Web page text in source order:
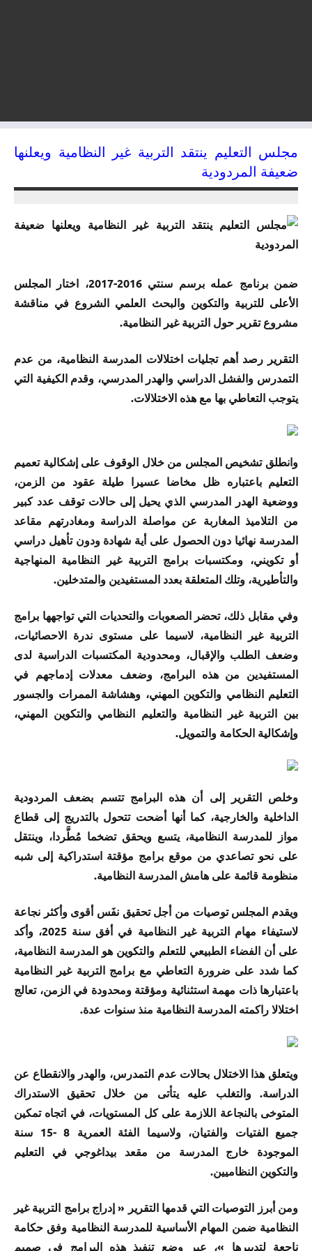
مجلس التعليم ينتقد التربية غير النظامية ويعلنها
ضعيفة المردودية
ضمن برنامج عمله برسم سنتي 2016-2017، اختار المجلس
الأعلى للتربية والتكوين والبحث العلمي الشروع في مناقشة
مشروع تقرير حول التربية غير النظامية.
التقرير رصد أهم تجليات اختلالات المدرسة النظامية، من عدم
التمدرس والفشل الدراسي والهدر المدرسي، وقدم الكيفية التي
يتوجب التعاطي بها مع هذه الاختلالات.
وانطلق تشخيص المجلس من خلال الوقوف على إشكالية تعميم
التعليم باعتباره ظل مخاضا عسيرا طيلة عقود من الزمن،
ووضعية الهدر المدرسي الذي يحيل إلى حالات توقف عدد كبير
من التلاميذ المغاربة عن مواصلة الدراسة ومغادرتهم مقاعد
المدرسة نهائيا دون الحصول على أية شهادة ودون تأهيل دراسي
أو تكويني، ومكتسبات برامج التربية غير النظامية المنهاجية
والتأطيرية، وتلك المتعلقة بعدد المستفيدين والمتدخلين.
وفي مقابل ذلك، تحضر الصعوبات والتحديات التي تواجهها برامج
التربية غير النظامية، لاسيما على مستوى ندرة الاحصائيات،
وضعف الطلب والإقبال، ومحدودية المكتسبات الدراسية لدى
المستفيدين من هذه البرامج، وضعف معدلات إدماجهم في
التعليم النظامي والتكوين المهني، وهشاشة الممرات والجسور
بين التربية غير النظامية والتعليم النظامي والتكوين المهني،
وإشكالية الحكامة والتمويل.
وخلص التقرير إلى أن هذه البرامج تتسم بضعف المردودية
الداخلية والخارجية، كما أنها أضحت تتحول بالتدريج إلى قطاع
مواز للمدرسة النظامية، يتسع ويحقق تضخما مُطَّردا، وينتقل
على نحو تصاعدي من موقع برامج مؤقتة استدراكية إلى شبه
منظومة قائمة على هامش المدرسة النظامية.
ويقدم المجلس توصيات من أجل تحقيق نفَس أقوى وأكثر نجاعة
لاستيفاء مهام التربية غير النظامية في أفق سنة 2025، وأكد
على أن الفضاء الطبيعي للتعلم والتكوين هو المدرسة النظامية،
كما شدد على ضرورة التعاطي مع برامج التربية غير النظامية
باعتبارها ذات مهمة استثنائية ومؤقتة ومحدودة في الزمن، تعالج
اختلالا راكمته المدرسة النظامية منذ سنوات عدة.
ويتعلق هذا الاختلال بحالات عدم التمدرس، والهدر والانقطاع عن
الدراسة. والتغلب عليه يتأتى من خلال تحقيق الاستدراك
المتوخى بالنجاعة اللازمة على كل المستويات، في اتجاه تمكين
جميع الفتيات والفتيان، ولاسيما الفئة العمرية 8 -15 سنة
الموجودة خارج المدرسة من مقعد بيداغوجي في التعليم
والتكوين النظاميين.
ومن أبرز التوصيات التي قدمها التقرير « إدراج برامج التربية غير
النظامية ضمن المهام الأساسية للمدرسة النظامية وفق حكامة
ناجعة لتدبيرها »، عبر وضع تنفيذِ هذه البرامج في صميم